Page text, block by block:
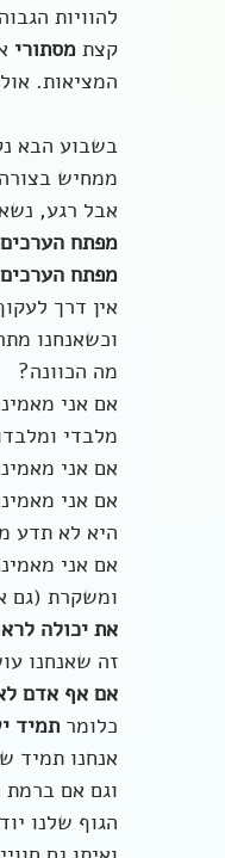
להוויות
קצת מסתורי
המציאות.
בשבוע הבא
ממחיש
אבל רגע,
מפתח
מפתח
אין דרך
וכשאנחנו
מה הכוונה?
אם אני
מלבדי
אם אני
אם אני
היא לא תדע
אם אני
ומשקרת (גם
את יכולה
זה שאנחנו
אם אף אדם
כלומר תמיד
אנחנו תמיד
וגם אם ברמת
הגוף שלנו